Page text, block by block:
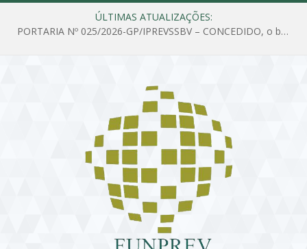
ÚLTIMAS ATUALIZAÇÕES:
PORTARIA Nº 025/2026-GP/IPREVSSBV – CONCEDIDO, o benefício de PENSÃO a MARIA ESTELA DOS SANTOS SOUZA